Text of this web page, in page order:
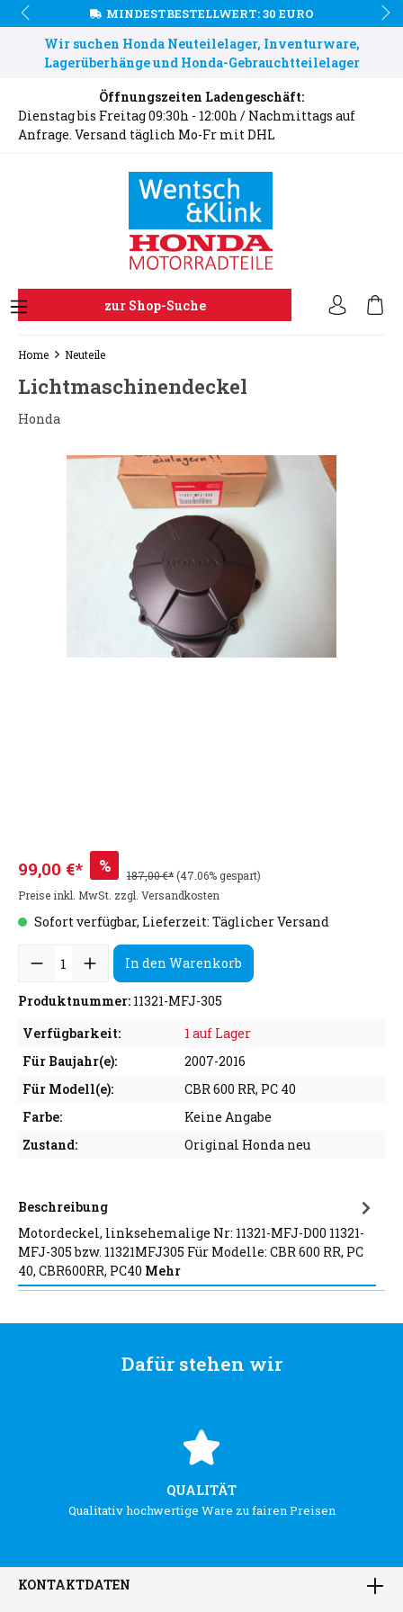
MINDESTBESTELLWERT: 30 EURO
Wir suchen Honda Neuteilelager, Inventurware,
Lagerüberhänge und Honda-Gebrauchtteilelager
Öffnungszeiten Ladengeschäft:
Dienstag bis Freitag 09:30h - 12:00h / Nachmittags auf
Anfrage. Versand täglich Mo-Fr mit DHL
zur Shop-Suche
Home Neuteile
Lichtmaschinendeckel
Honda
99,00 €* % 187,00 €*(47.06% gespart)
Preise inkl. MwSt. zzgl. Versandkosten
Sofort verfügbar, Lieferzeit: Täglicher Versand
In den Warenkorb
Produktnummer: 11321-MFJ-305
Verfügbarkeit:
1 auf Lager
Für Baujahr(e):
2007-2016
Für Modell(e):
CBR 600 RR, PC 40
Farbe:
Keine Angabe
Zustand:
Original Honda neu
Beschreibung
Motordeckel, linksehemalige Nr: 11321-MFJ-D00 11321-
MFJ-305 bzw. 11321MFJ305 Für Modelle: CBR 600 RR, PC
40, CBR600RR, PC40 Mehr
Dafür stehen wir
QUALITÄT
Qualitativ hochwertige Ware zu fairen Preisen
KONTAKTDATEN